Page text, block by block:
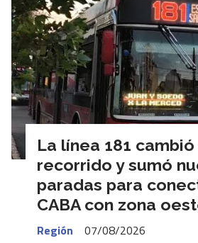
La línea 181 cambió
recorrido y sumó
paradas para
CABA con zona
Región
07/08/2026